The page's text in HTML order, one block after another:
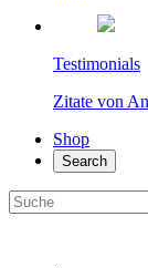
Testimonials
Zitate von
Shop
Search